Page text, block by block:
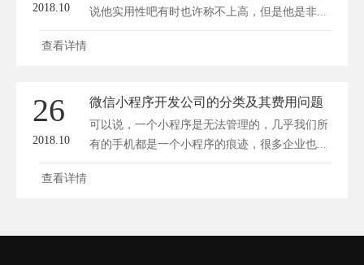
2018.10
说他实用性吧有时也许称不上高，但是他是非...
查看详情
26
2018.10
微信小程序开发公司的分类及其费用问题
可以说，一个小程序是无法管理的，几乎我们所
有的手机都是一个小程序的痕迹，很多企业也...
查看详情